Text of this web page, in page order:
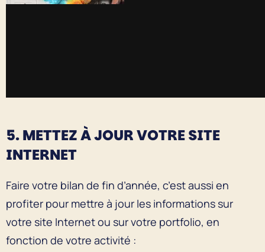
5. METTEZ À JOUR VOTRE SITE
INTERNET
Faire votre bilan de fin d’année, c’est aussi en
profiter pour mettre à jour les informations sur
votre site Internet ou sur votre portfolio, en
fonction de votre activité :